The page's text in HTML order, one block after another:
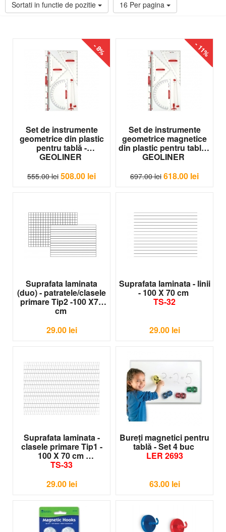
Ramă din aluminiu și suport pentru cretă sau marker inclus
Descoperă mobilier școlar Eduvolt
Sortati in functie de pozitie 16 Per pagina
- 8%
Set de instrumente
geometrice din plastic
pentru tablă -
GEOLINER
555.00 lei 508.00 lei
- 11%
Set de instrumente
geometrice magnetice
din plastic pentru tablă -
GEOLINER
697.00 lei 618.00 lei
Suprafata laminata
(duo) - patratele/clasele
primare Tip2 -100 X70
cm
29.00 lei
Suprafata laminata - linii
- 100 X 70 cm
TS-32
29.00 lei
Suprafata laminata -
clasele primare Tip1 -
100 X 70 cm
TS-33
29.00 lei
Bureţi magnetici pentru
tablă - Set 4 buc
LER 2693
63.00 lei